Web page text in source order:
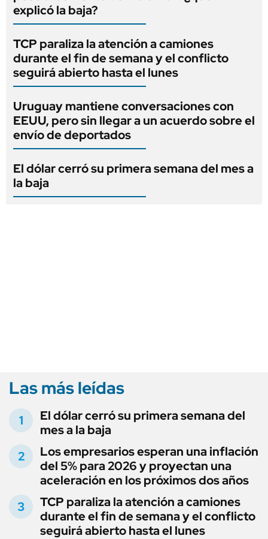
explicó la baja?
TCP paraliza la atención a camiones
durante el fin de semana y el conflicto
seguirá abierto hasta el lunes
Uruguay mantiene conversaciones con
EEUU, pero sin llegar a un acuerdo sobre el
envío de deportados
El dólar cerró su primera semana del mes a
la baja
Las más leídas
El dólar cerró su primera semana del
mes a la baja
Los empresarios esperan una inflación
del 5% para 2026 y proyectan una
aceleración en los próximos dos años
TCP paraliza la atención a camiones
durante el fin de semana y el conflicto
seguirá abierto hasta el lunes